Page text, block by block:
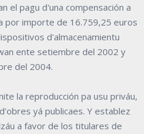
el pagu d'una compensación a
por importe de 16.759,25 euros
d'almacenamientu
ente setiembre del 2002 y
del 2004.
la reproducción pa usu priváu,
yá publicaes. Y establez
a favor de los titulares de